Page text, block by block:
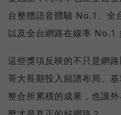
台整體語音體驗 No.1、全
以及全台網路在線率 No.1
這些獎項反映的不只是網
哥大長期投入頻譜布局、
整合所累積的成果，也讓